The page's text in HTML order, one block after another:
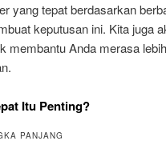
yang tepat berdasarkan
keputusan ini. Kita juga
membantu Anda merasa
Itu Penting?
PANJANG